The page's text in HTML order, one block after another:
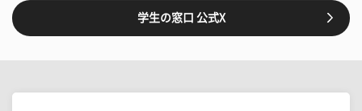
学生の窓口 公式X